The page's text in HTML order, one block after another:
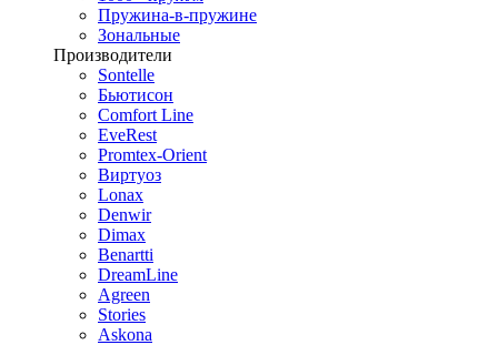
Пружина-в-пружине
Зональные
Производители
Sontelle
Бьютисон
Comfort Line
EveRest
Promtex-Orient
Виртуоз
Lonax
Denwir
Dimax
Benartti
DreamLine
Agreen
Stories
Askona